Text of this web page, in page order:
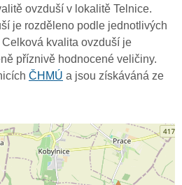
ovzduší v lokalitě Telnice.
je rozděleno podle jednotlivých
kvalita ovzduší je
příznivě hodnocené veličiny.
ČHMÚ a jsou získáváná ze